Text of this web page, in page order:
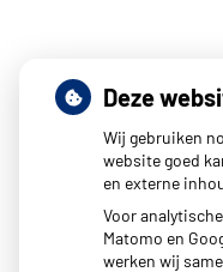
Deze
Wij gebruiken
website goed
en externe
Voor
Matomo en
werken wij